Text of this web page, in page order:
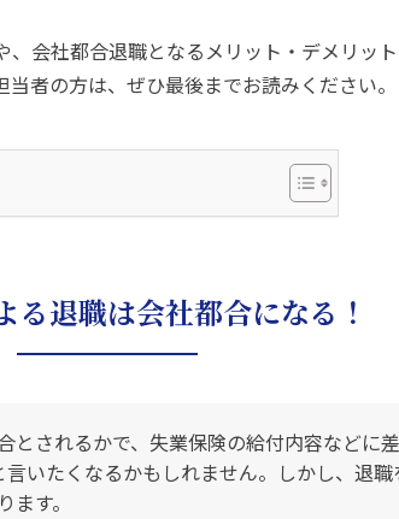
会社都合退職となるメリット・デメリッ
者の方は、ぜひ最後までお読みください。
る退職は会社都合になる！
されるかで、失業保険の給付内容などに
言いたくなるかもしれません。しかし、退
す。